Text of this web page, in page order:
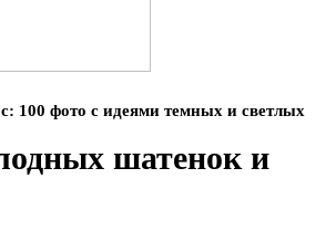
100 фото с идеями темных и светлых
шатенок и